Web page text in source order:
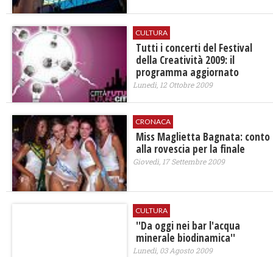
CULTURA
Tutti i concerti del Festival
della Creatività 2009: il
programma aggiornato
Lunedì, 12 Ottobre 2009
CRONACA
Miss Maglietta Bagnata: conto
alla rovescia per la finale
Giovedì, 17 Settembre 2009
CULTURA
''Da oggi nei bar l'acqua
minerale biodinamica''
Lunedì, 03 Agosto 2009